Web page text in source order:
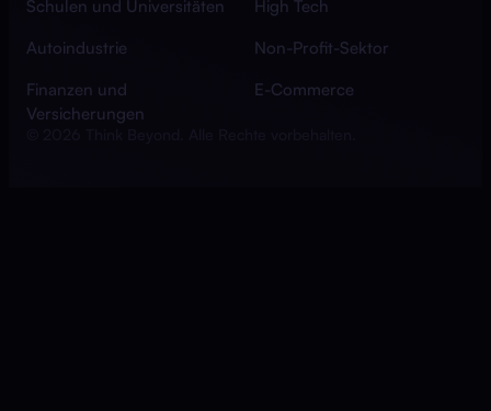
Schulen und Universitäten
High Tech
Autoindustrie
Non-Profit-Sektor
Finanzen und
Versicherungen
E-Commerce